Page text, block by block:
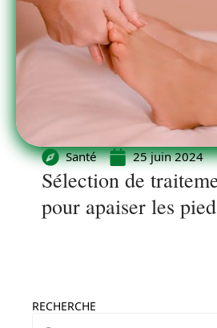
Santé 25 juin 2024
Sélection de
pour apaiser les
RECHERCHE